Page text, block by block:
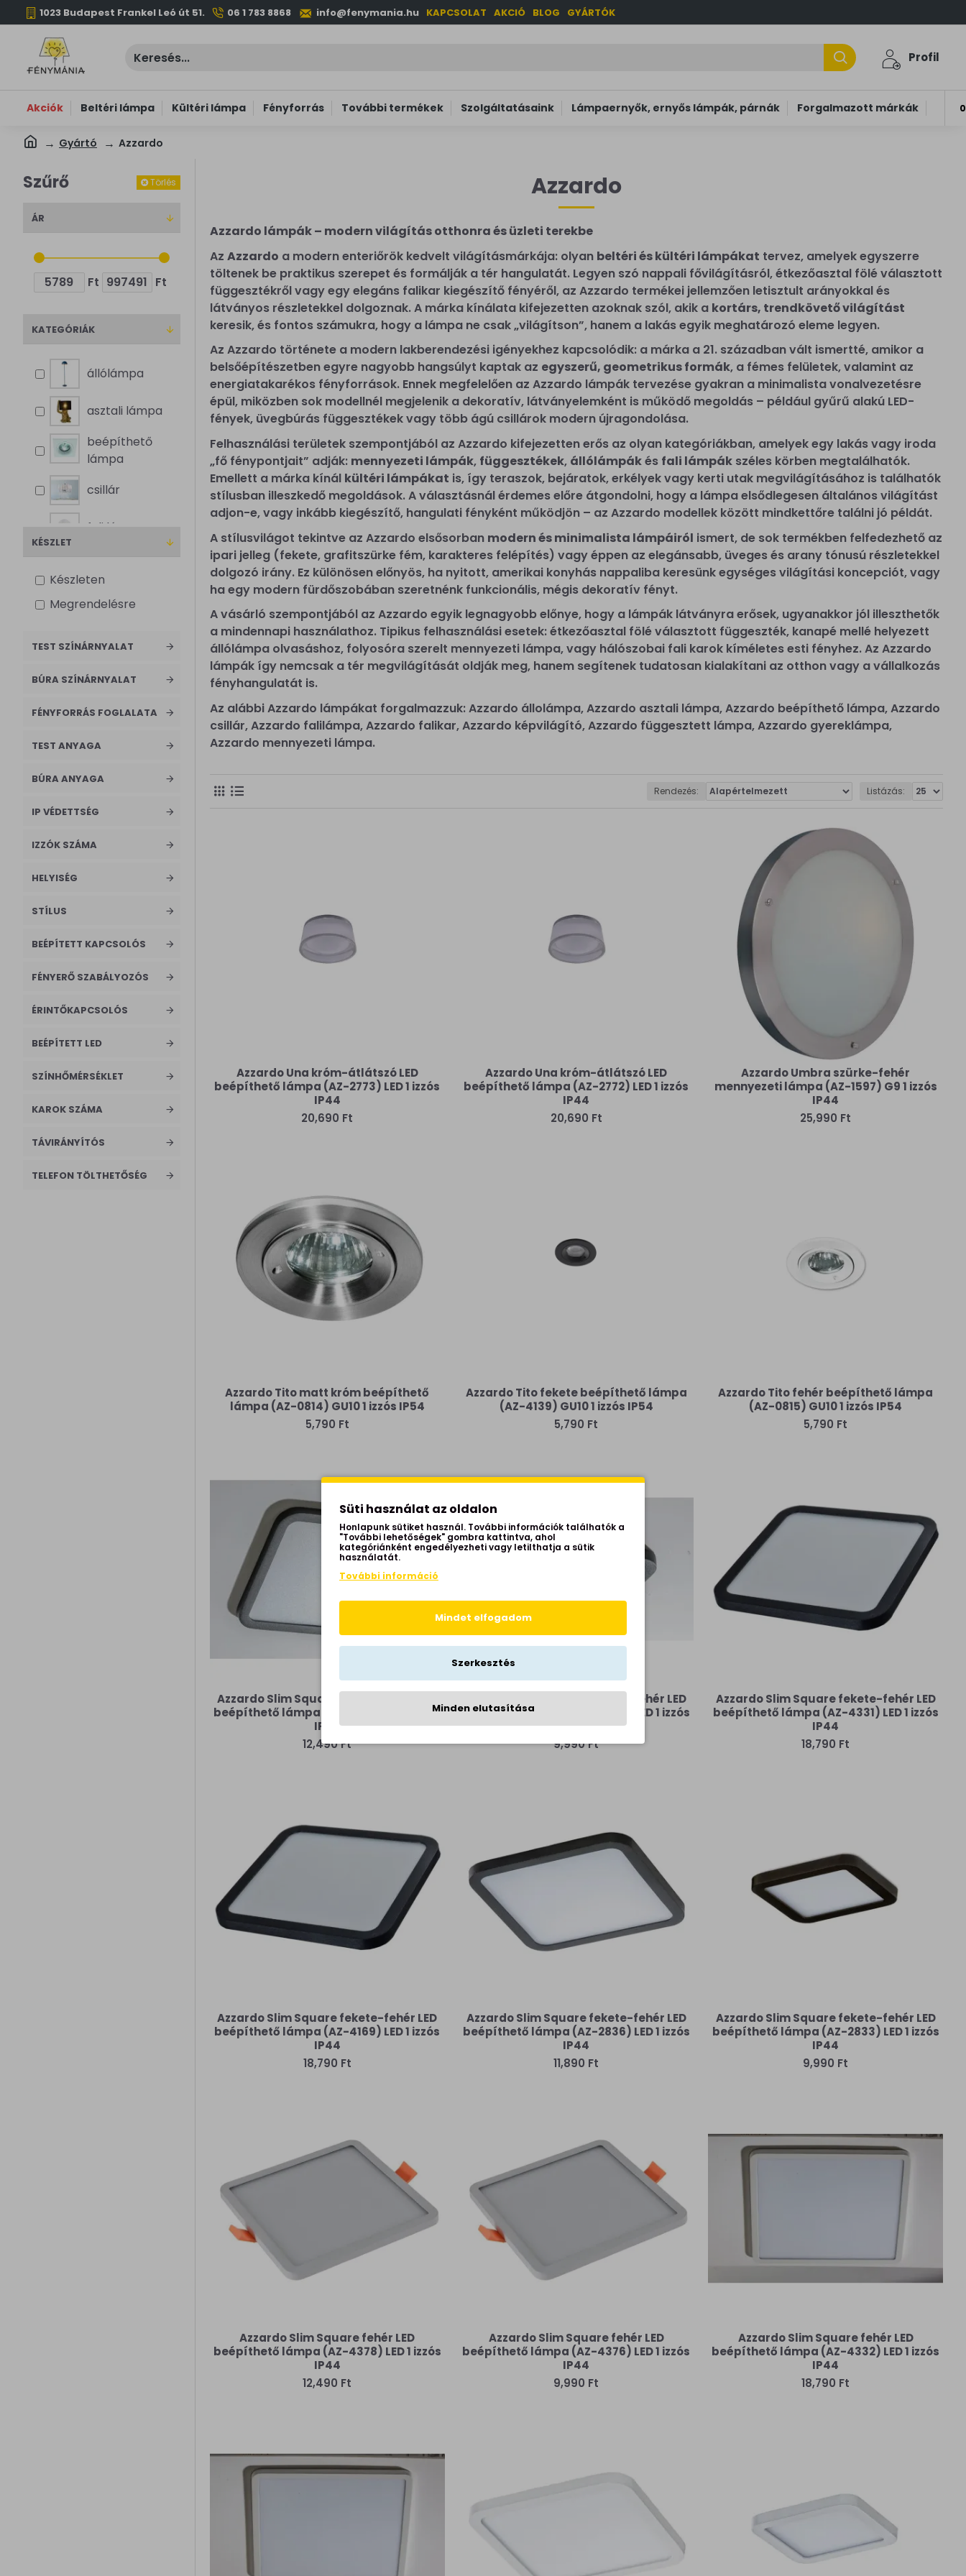
1023 Budapest Frankel Leó út 51. 06 1 783 8868 info@fenymania.hu KAPCSOLAT AKCIÓ BLOG GYÁRTÓK
Profil
Akciók Beltéri lámpa Kültéri lámpa Fényforrás További termékek Szolgáltatásaink Lámpaernyők, ernyős lámpák, párnák Forgalmazott márkák
Gyártó Azzardo
Szűrő Törlés
ÁR
Ft Ft
KATEGÓRIÁK
állólámpa
asztali lámpa
beépíthető
lámpa
csillár
fali lámpa
falikar
lámpa
képvilágító
mennyezetb
lámpa
mennyezeti
Tükör
Ventilátor
ventilátor
lámpa
tükör
Beltéri
IZZÓK SZÁMA
KAROK SZÁMA
SZÍNHŐMÉRSÉKLET
FÉNYFORRÁS FOGLALATA
TEST ANYAGA
BÚRA ANYAGA
TEST SZÍNÁRNYALAT
BÚRA SZÍNÁRNYALAT
STÍLUS
BEÉPÍTETT LED
BEÉPÍTETT KAPCSOLÓS
ÉRINTŐKAPCSOLÓS
FÉNYERŐ SZABÁLYOZÓS
TÁVIRÁNYÍTÓS
TELEFON TÖLTHETŐSÉG
IP VÉDETTSÉG
HELYISÉG
KÉSZLET
Készleten
Megrendelésre
Azzardo
Azzardo lámpák – modern világítás otthonra és üzleti terekbe
Az Azzardo a modern enteriőrök kedvelt világításmárkája: olyan beltéri és kültéri lámpákat tervez, amelyek egyszerre
töltenek be praktikus szerepet és formálják a tér hangulatát. Legyen szó nappali fővilágításról, étkezőasztal fölé választott
függesztékről vagy egy elegáns falikar kiegészítő fényéről, az Azzardo termékei jellemzően letisztult arányokkal és
látványos részletekkel dolgoznak. A márka kínálata kifejezetten azoknak szól, akik a kortárs, trendkövető világítást
keresik, és fontos számukra, hogy a lámpa ne csak „világítson”, hanem a lakás egyik meghatározó eleme legyen.
Az Azzardo története a modern lakberendezési igényekhez kapcsolódik: a márka a 21. században vált ismertté, amikor a
belsőépítészetben egyre nagyobb hangsúlyt kaptak az egyszerű, geometrikus formák, a fémes felületek, valamint az
energiatakarékos fényforrások. Ennek megfelelően az Azzardo lámpák tervezése gyakran a minimalista vonalvezetésre
épül, miközben sok modellnél megjelenik a dekoratív, látványelemként is működő megoldás – például gyűrű alakú LED-
fények, üvegbúrás függesztékek vagy több ágú csillárok modern újragondolása.
Felhasználási területek szempontjából az Azzardo kifejezetten erős az olyan kategóriákban, amelyek egy lakás vagy iroda
„fő fénypontjait” adják: mennyezeti lámpák, függesztékek, állólámpákés fali lámpák széles körben megtalálhatók.
Emellett a márka kínál kültéri lámpákat is, így teraszok, bejáratok, erkélyek vagy kerti utak megvilágításához is találhatók
stílusban illeszkedő megoldások. A választásnál érdemes előre átgondolni, hogy a lámpa elsődlegesen általános világítást
adjon-e, vagy inkább kiegészítő, hangulati fényként működjön – az Azzardo modellek között mindkettőre találni jó példát.
A stílusvilágot tekintve az Azzardo elsősorban modern és minimalista lámpáiról ismert, de sok termékben felfedezhető az
ipari jelleg (fekete, grafitszürke fém, karakteres felépítés) vagy éppen az elegánsabb, üveges és arany tónusú részletekkel
dolgozó irány. Ez különösen előnyös, ha nyitott, amerikai konyhás nappaliba keresünk egységes világítási koncepciót, vagy
ha egy modern fürdőszobában szeretnénk funkcionális, mégis dekoratív fényt.
A vásárló szempontjából az Azzardo egyik legnagyobb előnye, hogy a lámpák látványra erősek, ugyanakkor jól illeszthetők
a mindennapi használathoz. Tipikus felhasználási esetek: étkezőasztal fölé választott függeszték, kanapé mellé helyezett
állólámpa olvasáshoz, folyosóra szerelt mennyezeti lámpa, vagy hálószobai fali karok kíméletes esti fényhez. Az Azzardo
lámpák így nemcsak a tér megvilágítását oldják meg, hanem segítenek tudatosan kialakítani az otthon vagy a vállalkozás
fényhangulatát is.
Az alábbi Azzardo lámpákat forgalmazzuk: Azzardo állolámpa, Azzardo asztali lámpa, Azzardo beépíthető lámpa, Azzardo
csillár, Azzardo falilámpa, Azzardo falikar, Azzardo képvilágító, Azzardo függesztett lámpa, Azzardo gyereklámpa,
Azzardo mennyezeti lámpa.
Rendezés: Listázás:
Azzardo Una króm-átlátszó LED
beépíthető lámpa (AZ-2773) LED 1 izzós
IP44
20,690 Ft
Azzardo Una króm-átlátszó LED
beépíthető lámpa (AZ-2772) LED 1 izzós
IP44
20,690 Ft
Azzardo Umbra szürke-fehér
mennyezeti lámpa (AZ-1597) G9 1 izzós
IP44
25,990 Ft
Azzardo Tito matt króm beépíthető
lámpa (AZ-0814) GU10 1 izzós IP54
5,790 Ft
Azzardo Tito fekete beépíthető lámpa
(AZ-4139) GU10 1 izzós IP54
5,790 Ft
Azzardo Tito fehér beépíthető lámpa
(AZ-0815) GU10 1 izzós IP54
5,790 Ft
Azzardo Slim Square fekete-fehér LED
beépíthető lámpa (AZ-4377) LED 1 izzós
IP44
12,490 Ft
Azzardo Slim Square fekete-fehér LED
beépíthető lámpa (AZ-4375) LED 1 izzós
IP44
9,990 Ft
Azzardo Slim Square fekete-fehér LED
beépíthető lámpa (AZ-4331) LED 1 izzós
IP44
18,790 Ft
Azzardo Slim Square fekete-fehér LED
beépíthető lámpa (AZ-4169) LED 1 izzós
IP44
18,790 Ft
Azzardo Slim Square fekete-fehér LED
beépíthető lámpa (AZ-2836) LED 1 izzós
IP44
11,890 Ft
Azzardo Slim Square fekete-fehér LED
beépíthető lámpa (AZ-2833) LED 1 izzós
IP44
9,990 Ft
Azzardo Slim Square fehér LED
beépíthető lámpa (AZ-4378) LED 1 izzós
IP44
12,490 Ft
Azzardo Slim Square fehér LED
beépíthető lámpa (AZ-4376) LED 1 izzós
IP44
9,990 Ft
Azzardo Slim Square fehér LED
beépíthető lámpa (AZ-4332) LED 1 izzós
IP44
18,790 Ft
Süti használat az oldalon
Honlapunk sütiket használ. További információk találhatók a
"További lehetőségek" gombra kattintva, ahol
kategóriánként engedélyezheti vagy letilthatja a sütik
használatát.
További információ
Mindet elfogadom
Szerkesztés
Minden elutasítása